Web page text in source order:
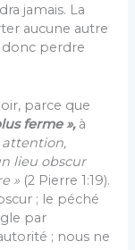
jamais. La
aucune autre
donc perdre
parce que
ferme », à
attention,
lieu obscur
» (2 Pierre 1:19).
; le péché
par
; nous ne